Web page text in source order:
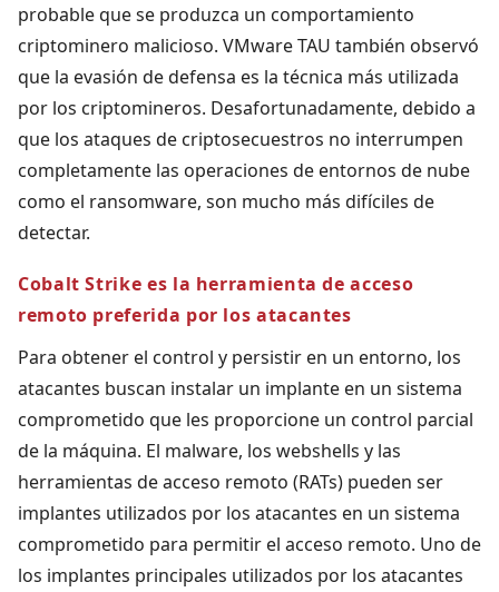
probable que se produzca un comportamiento
criptominero malicioso. VMware TAU también observó
que la evasión de defensa es la técnica más utilizada
por los criptomineros. Desafortunadamente, debido a
que los ataques de criptosecuestros no interrumpen
completamente las operaciones de entornos de nube
como el ransomware, son mucho más difíciles de
detectar.
Cobalt Strike es la herramienta de acceso
remoto preferida por los atacantes
Para obtener el control y persistir en un entorno, los
atacantes buscan instalar un implante en un sistema
comprometido que les proporcione un control parcial
de la máquina. El malware, los webshells y las
herramientas de acceso remoto (RATs) pueden ser
implantes utilizados por los atacantes en un sistema
comprometido para permitir el acceso remoto. Uno de
los implantes principales utilizados por los atacantes